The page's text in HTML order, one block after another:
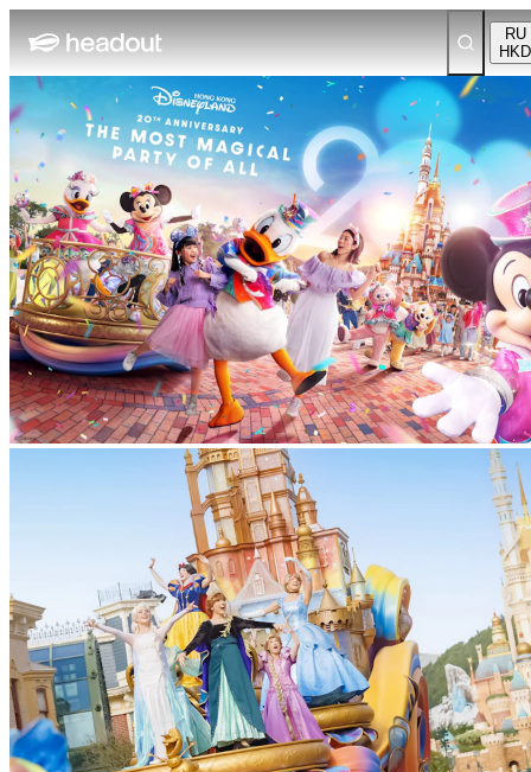
RU
HKD